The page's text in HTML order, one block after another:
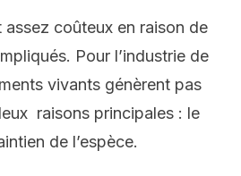
coûteux en raison de
Pour l’industrie de
vivants génèrent pas
raisons principales : le
de l’espèce.